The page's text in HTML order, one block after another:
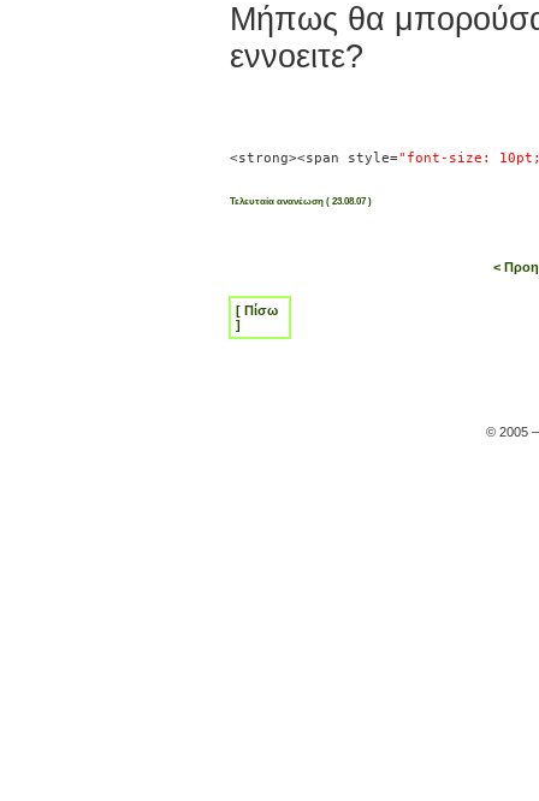
Μήπως θα
εννοειτε?
<strong><span style="font-size:
Τελευταία ανανέωση ( 23.08.07 )
<
[ Πίσω
]
© 2005